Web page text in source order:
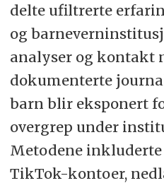
delte ufiltrerte
og
analyser og kontakt
dokumenterte
barn blir eksponert
overgrep under
Metodene
TikTok-kontoer,